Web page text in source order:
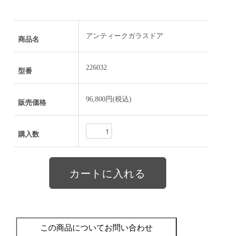
商品名 アンティークガラスドア
型番 226032
販売価格 96,800円(税込)
購入数
この商品についてお問い合わせ